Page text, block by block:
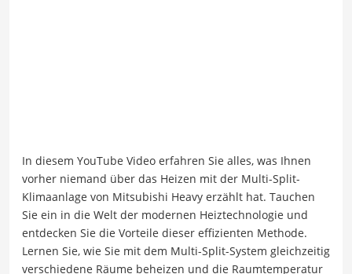
In diesem YouTube Video erfahren Sie alles, was Ihnen
vorher niemand über das Heizen mit der Multi-Split-
Klimaanlage von Mitsubishi Heavy erzählt hat. Tauchen
Sie ein in die Welt der modernen Heiztechnologie und
entdecken Sie die Vorteile dieser effizienten Methode.
Lernen Sie, wie Sie mit dem Multi-Split-System gleichzeitig
verschiedene Räume beheizen und die Raumtemperatur